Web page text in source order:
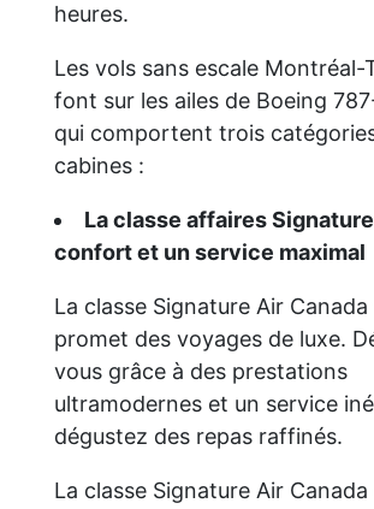
heures.
Les vols sans escale Montréal-
font sur les ailes de Boeing
qui comportent trois
cabines :
La classe affaires
confort et un service maximal
La classe Signature Air Canada
promet des voyages de luxe.
vous grâce à des prestations
ultramodernes et un service
dégustez des repas raffinés.
La classe Signature Air Canada